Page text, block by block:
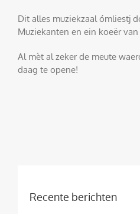
Dit alles muziekzaal ómliestj
Muziekanten en ein koeër
Al mèt al zeker de meute
daag te opene!
Recente berichten